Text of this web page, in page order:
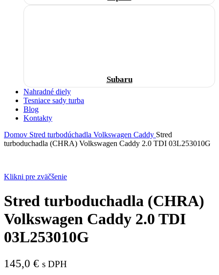
Subaru
Nahradné diely
Tesniace sady turba
Blog
Kontakty
Domov Stred turbodúchadla Volkswagen Caddy Stred
turboduchadla (CHRA) Volkswagen Caddy 2.0 TDI 03L253010G
Klikni pre zväčšenie
Stred turboduchadla (CHRA)
Volkswagen Caddy 2.0 TDI
03L253010G
145,0 € s DPH